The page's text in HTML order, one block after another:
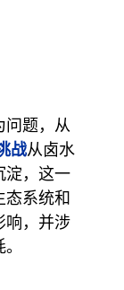
问题，从
战从卤水
淀，这一
态系统和
响，并涉